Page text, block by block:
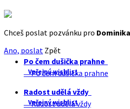
Chceš poslat pozvánku pro
Ano, poslat Zpět
Po čem dušička prahne
Veřejný wishlist
Po čem dušička prahne
Radost udělá vždy
Veřejný wishlist
Radost udělá vždy